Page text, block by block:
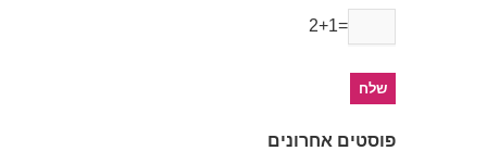
2+1=
פוסטים אחרונים